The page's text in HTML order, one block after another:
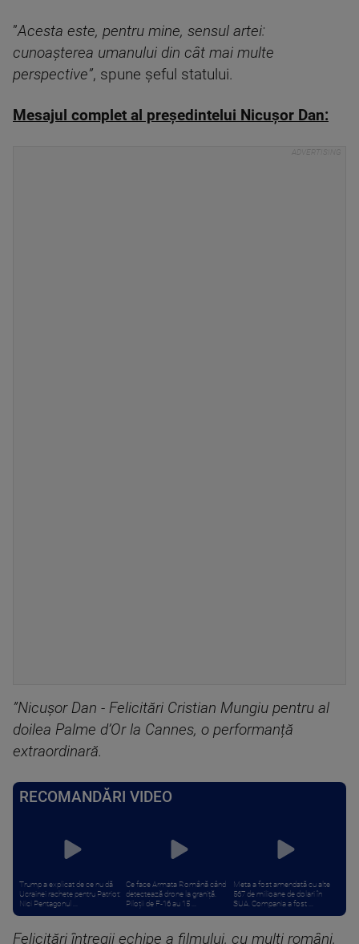
”Acesta este, pentru mine, sensul artei:
cunoașterea umanului din cât mai multe
perspective”, spune șeful statului.
Mesajul complet al președintelui Nicușor Dan:
”Nicușor Dan - Felicitări Cristian Mungiu pentru al
doilea Palme d’Or la Cannes, o performanță
extraordinară.
RECOMANDĂRI VIDEO
Trump a explicat de ce nu dă
Ucrainei rachete pentru Patriot:
Nici Pentagonul ...
Ce face Armata Română când
detectează drone la graniță.
Piloții de F-16 au 15 ...
Meta a fost amendată cu alte
567 de milioane de dolari în
SUA. Compania a fost ...
Felicitări întregii echipe a filmului, cu mulți români,